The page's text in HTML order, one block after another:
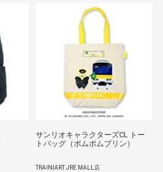
サンリオキャラクターズCL トー
トバッグ（ポムポムプリン）
TRAINIART JRE MALL店